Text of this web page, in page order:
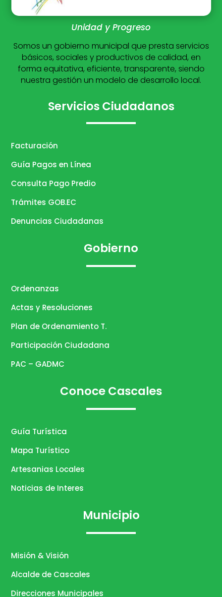
Unidad y Progreso
Somos un gobierno municipal que presta servicios
básicos, sociales y productivos de calidad, en
forma equitativa, eficiente, transparente, siendo
nuestra gestión un modelo de desarrollo local.
Servicios Ciudadanos
Facturación
Guía Pagos en Línea
Consulta Pago Predio
Trámites GOB.EC
Denuncias Ciudadanas
Gobierno
Ordenanzas
Actas y Resoluciones
Plan de Ordenamiento T.
Participación Ciudadana
PAC – GADMC
Conoce Cascales
Guía Turística
Mapa Turístico
Artesanias Locales
Noticias de Interes
Municipio
Misión & Visión
Alcalde de Cascales
Direcciones Municipales